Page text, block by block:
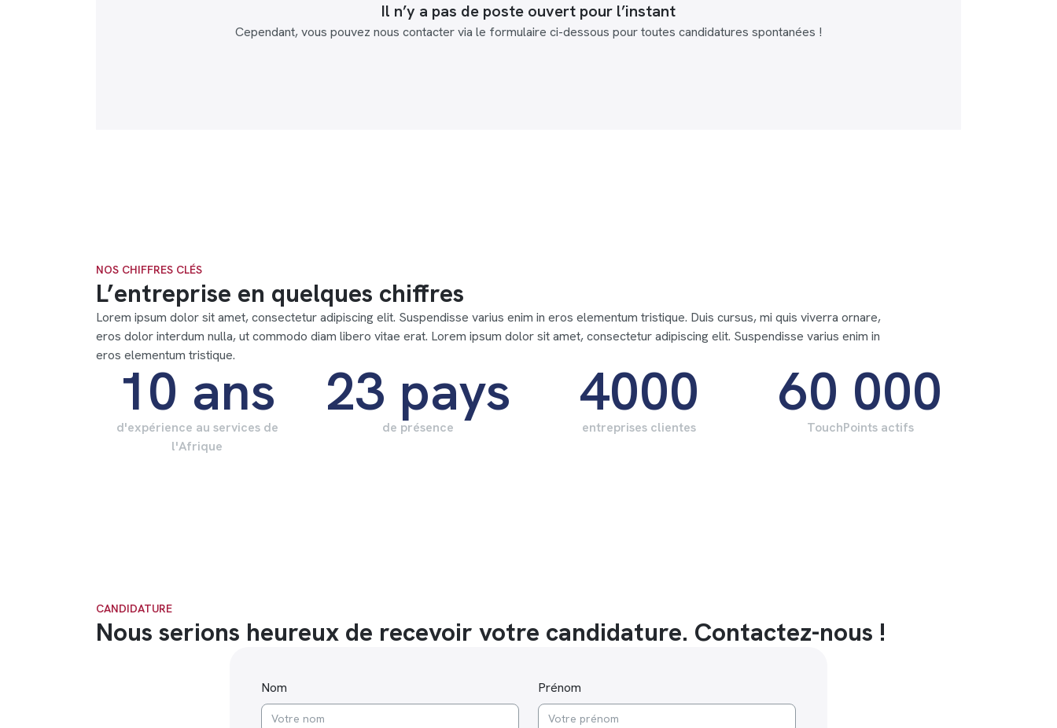
Il n’y a pas de poste ouvert pour l’instant
Cependant, vous pouvez nous contacter via le formulaire ci-dessous pour toutes candidatures spontanées !
NOS CHIFFRES CLÉS
L’entreprise en quelques chiffres
Lorem ipsum dolor sit amet, consectetur adipiscing elit. Suspendisse varius enim in eros elementum tristique. Duis cursus, mi quis viverra ornare,
eros dolor interdum nulla, ut commodo diam libero vitae erat. Lorem ipsum dolor sit amet, consectetur adipiscing elit. Suspendisse varius enim in
eros elementum tristique.
10 ans
d'expérience au services de
l'Afrique
23 pays
de présence
4000
entreprises clientes
60 000
TouchPoints actifs
CANDIDATURE
Nous serions heureux de recevoir votre candidature. Contactez-nous !
Nom Prénom